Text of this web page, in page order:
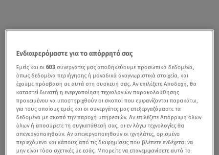
Ενδιαφερόμαστε για το απόρρητό σας
Εμείς και οι603 συνεργάτες μας αποθηκεύουμε προσωπικά δεδομένα,
όπως δεδομένα περιήγησης ή μοναδικά αναγνωριστικά στοιχεία, και
έχουμε πρόσβαση σε αυτά στη συσκευή σας. Αν επιλέξετε Αποδοχή, θα
καταστεί δυνατή η ενεργοποίηση τεχνολογιών παρακολούθησης
προκειμένου να υποστηριχθούν οι σκοποί που εμφανίζονται παρακάτω,
για τους οποίους εμείς και οι συνεργάτες μας επεξεργαζόμαστε τα
δεδομένα με σκοπό την παροχή υπηρεσιών. Αν επιλέξετε Απόρριψη όλων
όλων ή αποσύρετε τη συγκατάθεσή σας, οι εν λόγω τεχνολογίες θα
απενεργοποιηθούν. Αν απενεργοποιηθούν οι ιχνηλάτες, ορισμένο
περιεχόμενο και κάποιες από τις διαφημίσεις που βλέπετε ενδέχεται να
μην είναι τόσο σχετικές με εσάς. Μπορείτε να επανεμφανίσετε αυτό το